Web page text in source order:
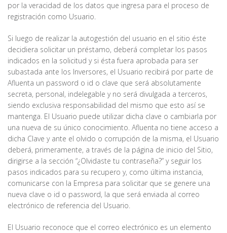
por la veracidad de los datos que ingresa para el proceso de
registración como Usuario.
Si luego de realizar la autogestión del usuario en el sitio éste
decidiera solicitar un préstamo, deberá completar los pasos
indicados en la solicitud y si ésta fuera aprobada para ser
subastada ante los Inversores, el Usuario recibirá por parte de
Afluenta un password o id o clave que será absolutamente
secreta, personal, indelegable y no será divulgada a terceros,
siendo exclusiva responsabilidad del mismo que esto así se
mantenga. El Usuario puede utilizar dicha clave o cambiarla por
una nueva de su único conocimiento. Afluenta no tiene acceso a
dicha Clave y ante el olvido o corrupción de la misma, el Usuario
deberá, primeramente, a través de la página de inicio del Sitio,
dirigirse a la sección “¿Olvidaste tu contraseña?” y seguir los
pasos indicados para su recupero y, como última instancia,
comunicarse con la Empresa para solicitar que se genere una
nueva clave o id o password, la que será enviada al correo
electrónico de referencia del Usuario.
El Usuario reconoce que el correo electrónico es un elemento